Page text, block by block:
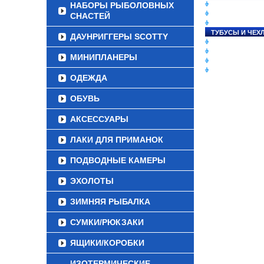
НАБОРЫ РЫБОЛОВНЫХ
СНАСТЕЙ
ДАУНРИГГЕРЫ SCOTTY
МИНИПЛАНЕРЫ
ОДЕЖДА
ОБУВЬ
АКСЕССУАРЫ
ЛАКИ ДЛЯ ПРИМАНОК
ПОДВОДНЫЕ КАМЕРЫ
ЭХОЛОТЫ
ЗИМНЯЯ РЫБАЛКА
СУМКИ/РЮКЗАКИ
ЯЩИКИ/КОРОБКИ
ТУБУСЫ И